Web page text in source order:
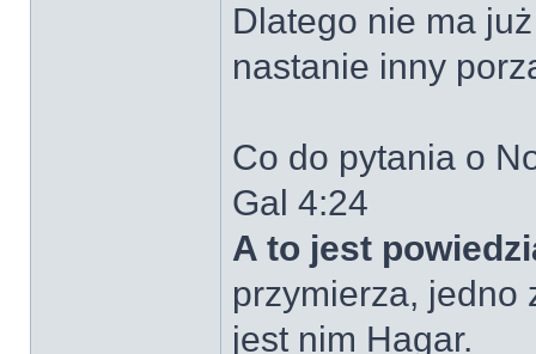
Dlatego nie ma
nastanie inny
Co do pytania o
Gal 4:24
A to jest
przymierza, jedno
jest nim Hagar.